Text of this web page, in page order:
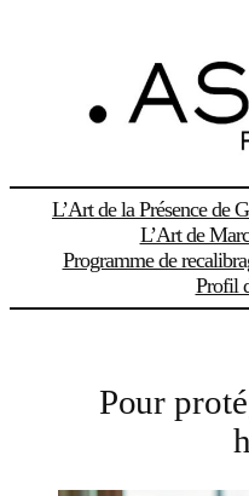
L’Art de la Présence de
L’Art de
Programme de
Profil
Pour